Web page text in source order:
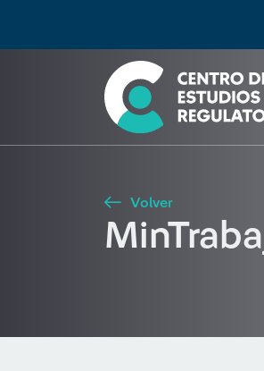
Seleccione país
Buscar
Volver